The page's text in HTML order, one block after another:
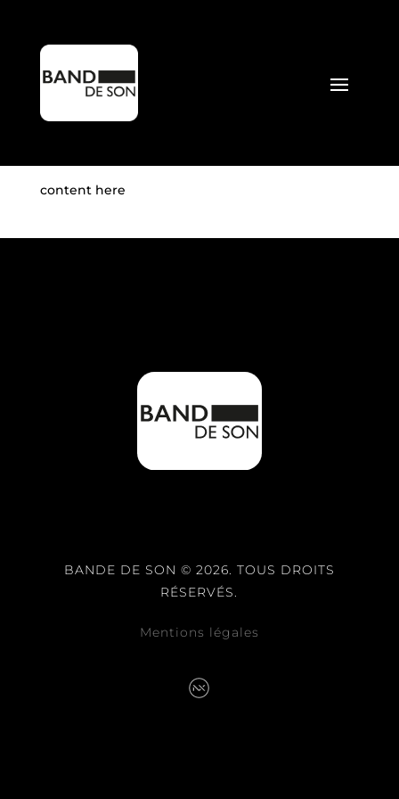
GHOSTLY
INVESTIGATION
parMathieu Perdrix
content here
BANDE DE SON © 2026. TOUS DROITS
RÉSERVÉS.
Mentions légales